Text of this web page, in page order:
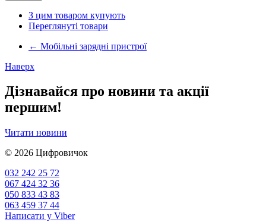
З цим товаром купують
Переглянуті товари
← Мобільні зарядні пристрої
Наверх
Дізнавайся про новини та акції
першим!
Читати новини
© 2026 Цифровичок
032 242 25 72
067 424 32 36
050 833 43 83
063 459 37 44
Написати у Viber